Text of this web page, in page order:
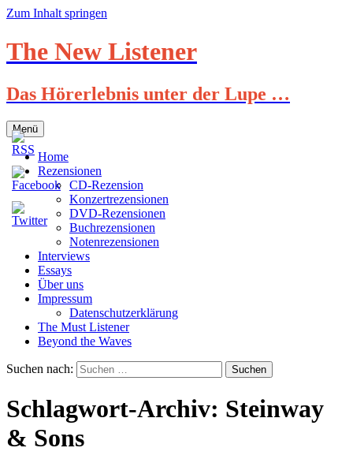
Zum Inhalt springen
The New Listener
Das Hörerlebnis unter der Lupe …
Menü
Home
Rezensionen
CD-Rezension
Konzertrezensionen
DVD-Rezensionen
Buchrezensionen
Notenrezensionen
Interviews
Essays
Über uns
Impressum
Datenschutzerklärung
The Must Listener
Beyond the Waves
Suchen nach:
Schlagwort-Archiv: Steinway
& Sons